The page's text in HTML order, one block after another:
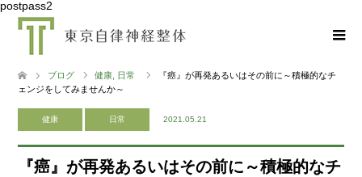
postpass2
ブログ 健康 日常
『癌』が再発あるいはその前に～積極的なチ
ェンジをしてみませんか～
健康 日常 2021.05.21
『癌』が再発あるいはその前に～積極的なチ